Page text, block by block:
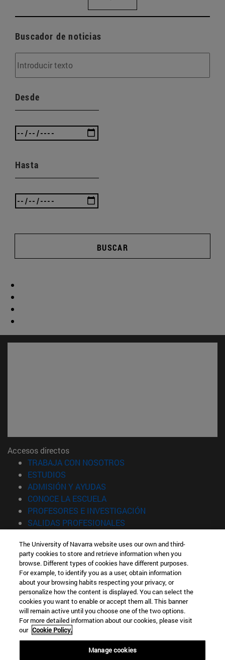
Buscador de noticias
Desde
Hasta
BUSCAR
Accesos directos
TRABAJA CON NOSOTROS
ESTUDIOS
ADMISIÓN Y AYUDAS
CONOCE LA ESCUELA(abre en nueva ventana)
PROFESORES E INVESTIGACIÓN
SALIDAS PROFESIONALES
Información
TFNO +34 943 21 98 77
¿QUÉ GRADO TE INTERESA?
¿QUÉ MÁSTER TE INTERESA?
© Universidad de Navarra
Información legal
Accesibilidad
Configuración de cookies
The University of Navarra website uses our own and third-
party cookies to store and retrieve information when you
browse. Different types of cookies have different purposes.
For example, to identify you as a user, obtain information
about your browsing habits respecting your privacy, or
personalize how the content is displayed. You can select the
cookies you want to enable or accept them all. This banner
will remain active until you choose one of the two options.
For more detailed information about our cookies, please visit
our Cookie Policy.
Manage cookies